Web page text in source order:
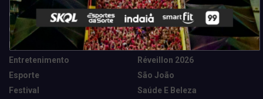
Camarote Vip Junino
Cidade
Destaques
Entretenimento
Esporte
Festival
Marketing E Negócios
Música
News Tech
Réveillon 2026
São João
Saúde E Beleza